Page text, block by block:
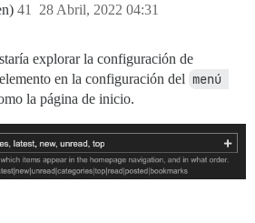
28 Abril, 2022 04:31
41
explorar la configuración de
en la configuración del menú
la página de inicio.